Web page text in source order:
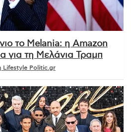
το Melania: η Amazon
για τη Μελάνια Τραμπ
Lifestyle Politic.gr